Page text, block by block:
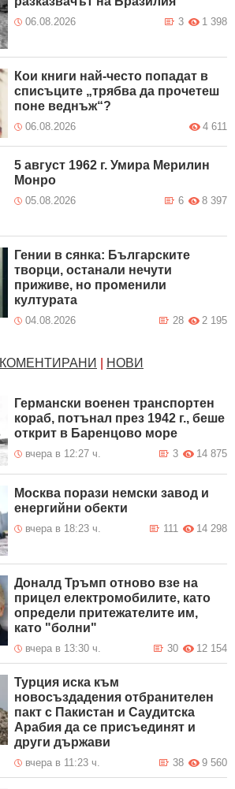
06.08.2026 1 398
3
Кои книги най-често попадат в
списъците „трябва да прочетеш
поне веднъж“?
06.08.2026 4 611
5 август 1962 г. Умира Мерилин
Монро
05.08.2026 8 397
6
Гении в сянка: Българските
творци, останали нечути
приживе, но променили
културата
04.08.2026 2 195
28
КОМЕНТИРАНИ НОВИ
Германски военен транспортен
кораб, потънал през 1942 г., беше
открит в Баренцово море
вчера в 12:27 ч. 14 875
3
Москва порази немски завод и
енергийни обекти
вчера в 18:23 ч. 14 298
111
Доналд Тръмп отново взе на
прицел електромобилите, като
определи притежателите им,
като "болни"
вчера в 13:30 ч. 12 154
30
Турция иска към
новосъздадения отбранителен
пакт с Пакистан и Саудитска
Арабия да се присъединят и
други държави
вчера в 11:23 ч. 9 560
38